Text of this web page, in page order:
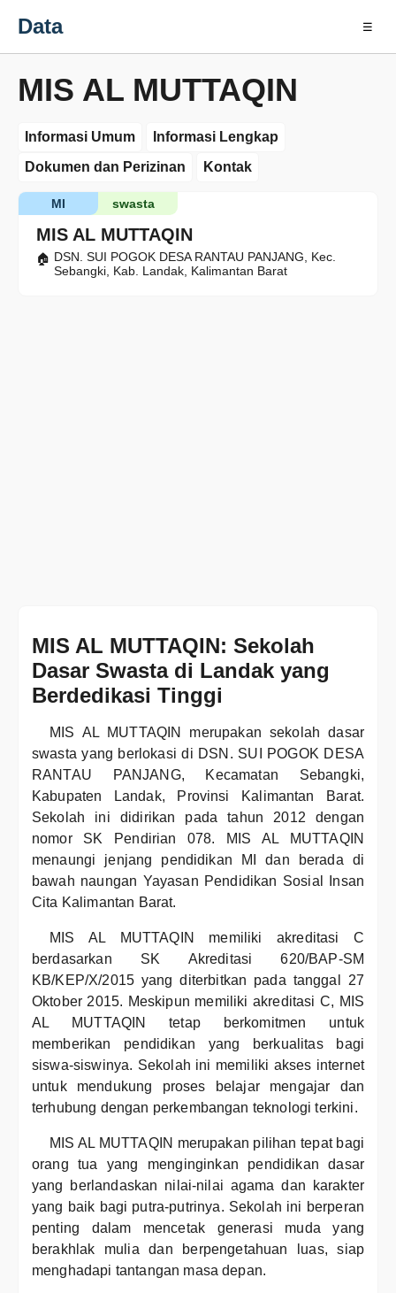
Data ☰
MIS AL MUTTAQIN
Informasi Umum
Informasi Lengkap
Dokumen dan Perizinan
Kontak
MIS AL MUTTAQIN
swasta
MI
DSN. SUI POGOK DESA RANTAU PANJANG, Kec.
Sebangki, Kab. Landak, Kalimantan Barat
MIS AL MUTTAQIN: Sekolah
Dasar Swasta di Landak yang
Berdedikasi Tinggi
MIS AL MUTTAQIN merupakan sekolah dasar
swasta yang berlokasi di DSN. SUI POGOK DESA
RANTAU PANJANG, Kecamatan Sebangki,
Kabupaten Landak, Provinsi Kalimantan Barat.
Sekolah ini didirikan pada tahun 2012 dengan
nomor SK Pendirian 078. MIS AL MUTTAQIN
menaungi jenjang pendidikan MI dan berada di
bawah naungan Yayasan Pendidikan Sosial Insan
Cita Kalimantan Barat.
MIS AL MUTTAQIN memiliki akreditasi C
berdasarkan SK Akreditasi 620/BAP-SM
KB/KEP/X/2015 yang diterbitkan pada tanggal 27
Oktober 2015. Meskipun memiliki akreditasi C, MIS
AL MUTTAQIN tetap berkomitmen untuk
memberikan pendidikan yang berkualitas bagi
siswa-siswinya. Sekolah ini memiliki akses internet
untuk mendukung proses belajar mengajar dan
terhubung dengan perkembangan teknologi terkini.
MIS AL MUTTAQIN merupakan pilihan tepat bagi
orang tua yang menginginkan pendidikan dasar
yang berlandaskan nilai-nilai agama dan karakter
yang baik bagi putra-putrinya. Sekolah ini berperan
penting dalam mencetak generasi muda yang
berakhlak mulia dan berpengetahuan luas, siap
menghadapi tantangan masa depan.